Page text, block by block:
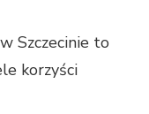
Szczecinie to
korzyści